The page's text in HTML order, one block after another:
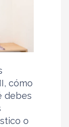
cómo
debes
o